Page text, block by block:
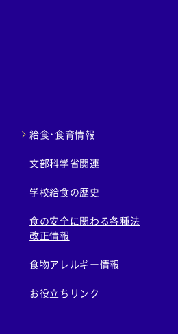
給食・食育情報
文部科学省関連
学校給食の歴史
食の安全に関わる各種法
改正情報
食物アレルギー情報
お役立ちリンク